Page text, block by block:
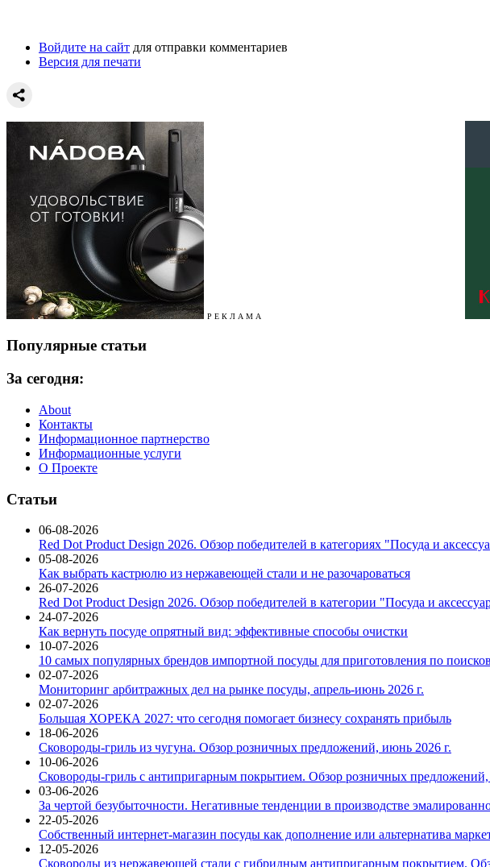
Войдите на сайт для отправки комментариев
Версия для печати
Р Е К Л А М А
Популярные статьи
За сегодня:
About
Контакты
Информационное партнерство
Информационные услуги
О Проекте
Статьи
06-08-2026
Red Dot Product Design 2026. Обзор победителей в категориях "Посуда и
05-08-2026
Как выбрать кастрюлю из нержавеющей стали и не разочароваться
26-07-2026
Red Dot Product Design 2026. Обзор победителей в категории "Посуда и
24-07-2026
Как вернуть посуде опрятный вид: эффективные способы очистки
10-07-2026
10 самых популярных брендов импортной посуды для приготовления по
02-07-2026
Мониторинг арбитражных дел на рынке посуды, апрель-июнь 2026 г.
02-07-2026
Большая ХОРЕКА 2027: что сегодня помогает бизнесу сохранять прибыль
18-06-2026
Сковороды-гриль из чугуна. Обзор розничных предложений, июнь 2026 г.
10-06-2026
Сковороды-гриль с антипригарным покрытием. Обзор розничных предложений,
03-06-2026
За чертой безубыточности. Негативные тенденции в производстве
22-05-2026
Собственный интернет-магазин посуды как дополнение или альтернатива
12-05-2026
Сковороды из нержавеющей стали с гибридным антипригарным покрытием.